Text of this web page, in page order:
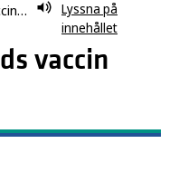
Till dig som erbjuds vaccin mot mpox
Lyssna på
innehållet
vaccin